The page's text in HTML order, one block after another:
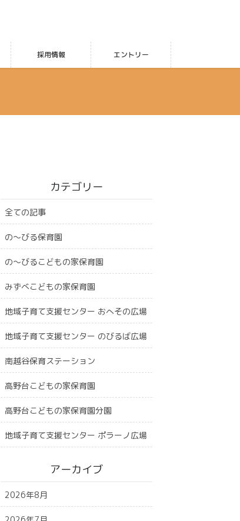
採用情報 エントリー
カテゴリー
全ての記事
の〜びる保育園
の〜びるこどもの家保育園
みずべこどもの家保育園
地域子育て支援センター おへその広場
地域子育て支援センター のびるば広場
南越谷保育ステーション
高野台こどもの家保育園
高野台こどもの家保育園分園
地域子育て支援センター ポラーノ広場
アーカイブ
2026年8月